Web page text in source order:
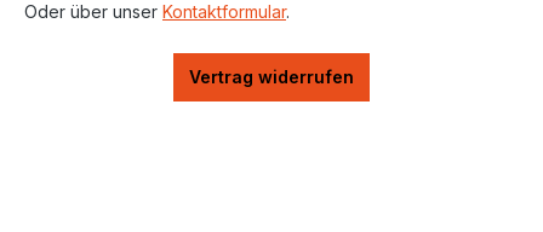
Oder über unser Kontaktformular.
Vertrag widerrufen